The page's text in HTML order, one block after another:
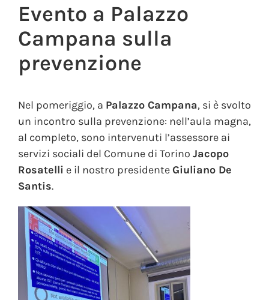
Evento a Palazzo
Campana sulla
prevenzione
Nel pomeriggio, a Palazzo Campana, si è svolto
un incontro sulla prevenzione: nell’aula magna,
al completo, sono intervenuti l’assessore ai
servizi sociali del Comune di Torino Jacopo
Rosatelli e il nostro presidenteGiuliano De
Santis.